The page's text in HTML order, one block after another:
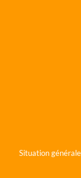
Situation